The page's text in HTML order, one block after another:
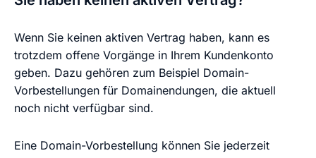
Wenn Sie keinen aktiven Vertrag haben, kann es
trotzdem offene Vorgänge in Ihrem Kundenkonto
geben. Dazu gehören zum Beispiel Domain-
Vorbestellungen für Domainendungen, die aktuell
noch nicht verfügbar sind.
Eine Domain-Vorbestellung können Sie jederzeit